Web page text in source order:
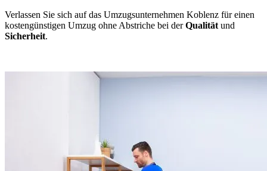
Verlassen Sie sich auf das Umzugsunternehmen Koblenz für einen
kostengünstigen Umzug ohne Abstriche bei derQualität und
Sicherheit.